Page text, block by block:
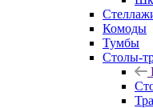
Комоды
Тумбы
Столы-